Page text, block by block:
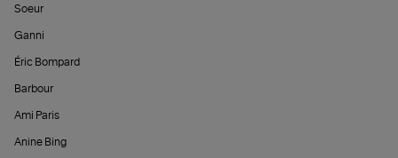
Soeur
Ganni
Éric Bompard
Barbour
Ami Paris
Anine Bing